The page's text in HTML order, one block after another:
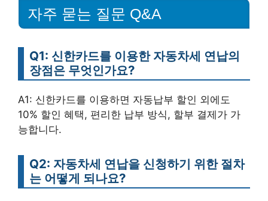
자주 묻는 질문 Q&A
Q1: 신한카드를 이용한 자동차세 연납의
장점은 무엇인가요?
A1: 신한카드를 이용하면 자동납부 할인 외에도
10% 할인 혜택, 편리한 납부 방식, 할부 결제가 가
능합니다.
Q2: 자동차세 연납을 신청하기 위한 절차
는 어떻게 되나요?